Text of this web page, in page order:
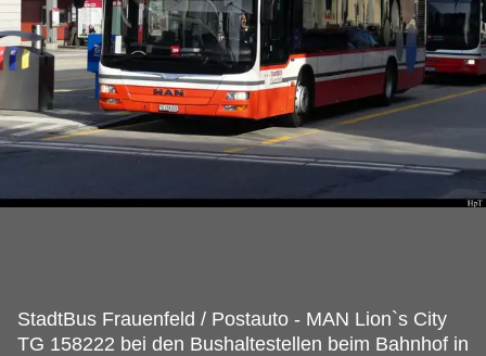
StadtBus Frauenfeld / Postauto - MAN Lion`s City
TG 158222 bei den Bushaltestellen beim Bahnhof in